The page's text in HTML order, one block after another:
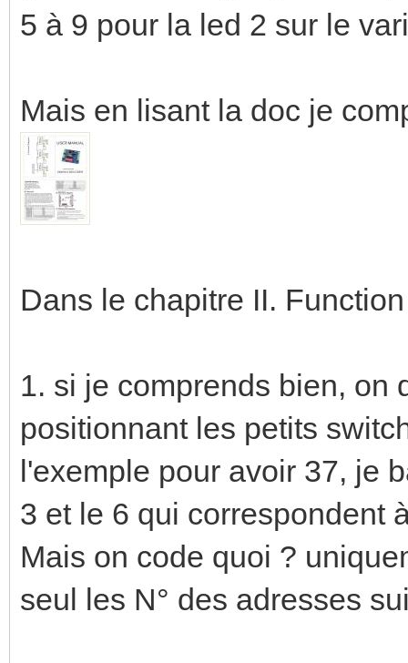
5 à 9 pour la led 2 sur le
Mais en lisant la doc je
Dans le chapitre II.
1. si je comprends bien, on
positionnant les petits
l'exemple pour avoir 37, je
3 et le 6 qui correspondent
Mais on code quoi ?
seul les N° des adresses